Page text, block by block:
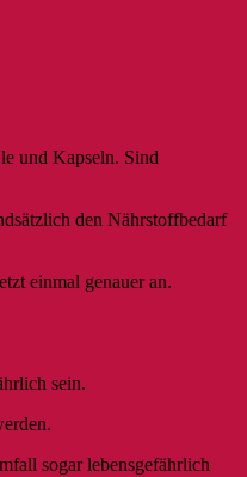
und Kapseln. Sind
den Nährstoffbedarf
einmal genauer an.
sein.
sogar lebensgefährlich